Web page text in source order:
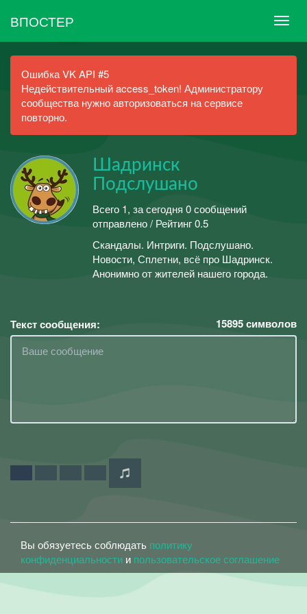
ВПОСТЕР
Ошибка VK API #5
Недействительный access_token! Администратору
сообщества нужно авторизоваться на сервисе
повторно.
Шадринск
Подслушано
Всего 1, за сегодня 0 сообщений
отправлено / Рейтинг 0.5
Скандалы. Интриги. Подслушано.
Новости, Сплетни, всё про Шадринск.
Анонимно от жителей нашего города.
Текст сообщения: 15895символов
Вы обязуетесь соблюдать политику
конфиденциальности и пользовательское соглашение